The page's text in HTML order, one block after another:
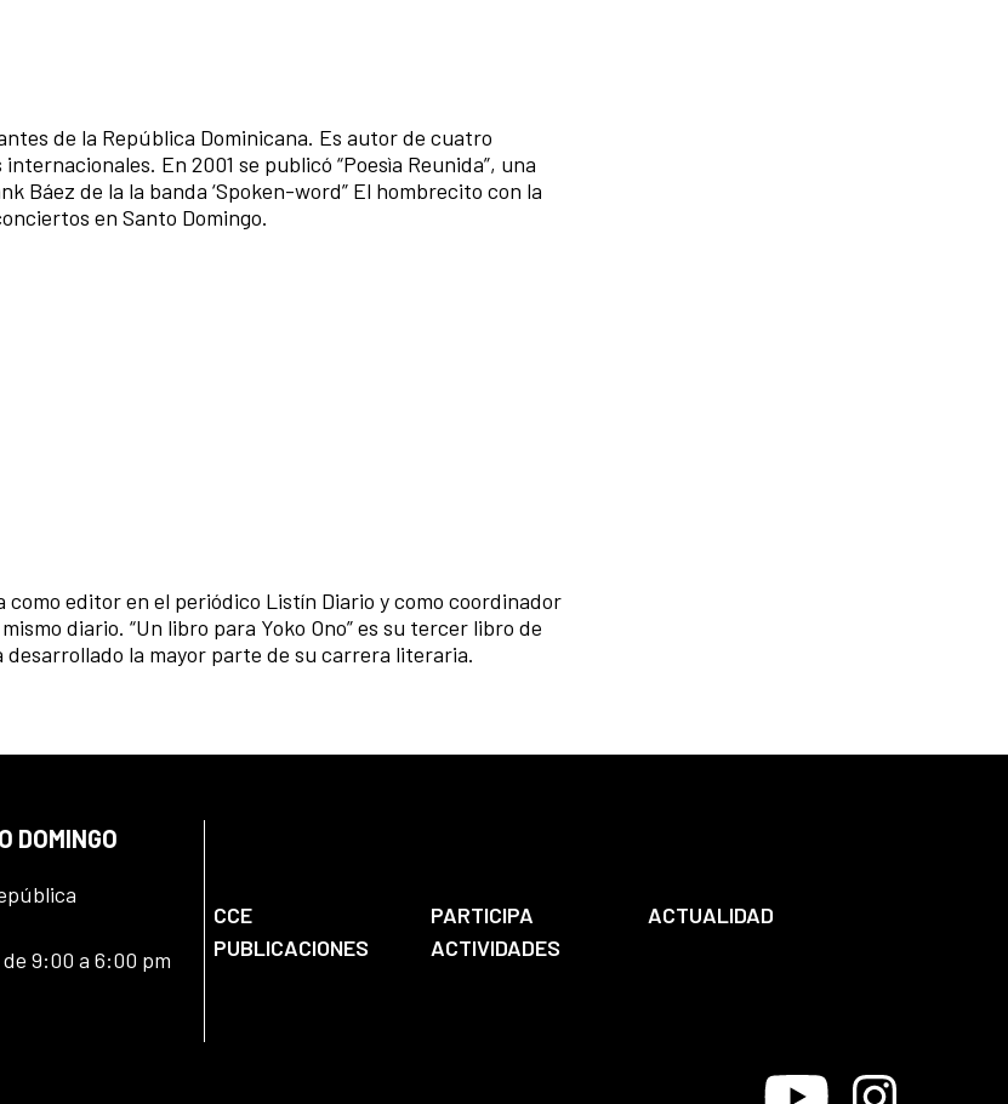
de la República Dominicana. Es autor de cuatro
En 2001 se publicó “Poesìa Reunida”, una
Báez de la la banda ‘Spoken-word” El hombrecito con la
en Santo Domingo.
editor en el periódico Listín Diario y como coordinador
diario. “Un libro para Yoko Ono” es su tercer libro de
la mayor parte de su carrera literaria.
DOMINGO
9:00 a 6:00 pm
CCE PARTICIPA
ACTUALIDAD
PUBLICACIONES
ACTIVIDADES
Youtube Instagram